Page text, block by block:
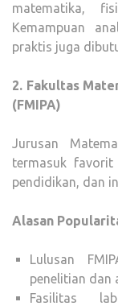
matematika,
Kemampuan
praktis juga
2. Fakultas
(FMIPA)
Jurusan
termasuk favorit
pendidikan, dan
Alasan
Lulusan
penelitian dan
Fasilitas